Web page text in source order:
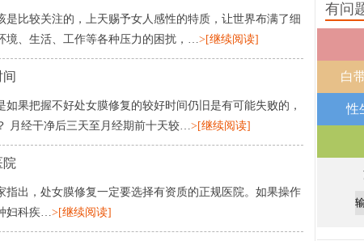
比较关注的，上天赐予女人感性的特质，让世界布满了细
境、生活、工作等各种压力的困扰，…>[继续阅读]
果把握不好处女膜修复的较好时间仍旧是有可能失败的，
月经干净后三天至月经期前十天较…>[继续阅读]
院
出，处女膜修复一定要选择有资质的正规医院。如果操作
妇科疾…>[继续阅读]
有问
白
性